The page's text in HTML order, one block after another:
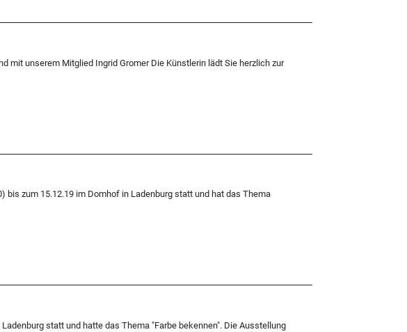
mit unserem Mitglied Ingrid Gromer Die Künstlerin lädt Sie herzlich zur
zum 15.12.19 im Domhof in Ladenburg statt und hat das Thema
statt und hatte das Thema "Farbe bekennen". Die Ausstellung